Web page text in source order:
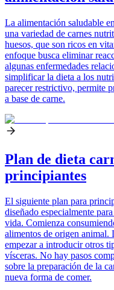
La alimentación saludable
una variedad de carnes
huesos, que son ricos en
enfoque busca eliminar
algunas enfermedades
simplificar la dieta a los
parecer restrictivo, permite
a base de carne.
Plan de dieta
principiantes
El siguiente plan para
diseñado especialmente
vida. Comienza
alimentos de origen animal.
empezar a introducir otros
vísceras. No hay pasos
sobre la preparación de la
nueva forma de comer.